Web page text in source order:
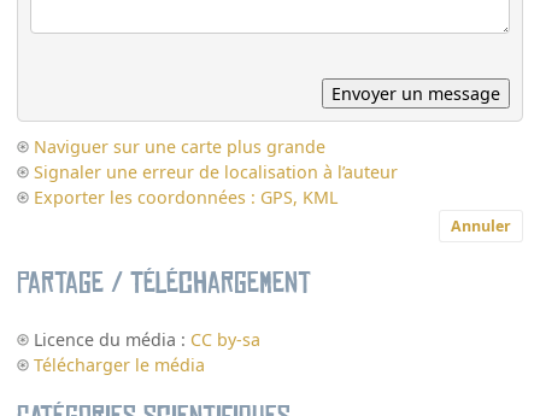
Naviguer sur une carte plus grande
Signaler une erreur de localisation à l’auteur
Exporter les coordonnées : GPS, KML
Annuler
Partage / Téléchargement
Licence du média : CC by-sa
Télécharger le média